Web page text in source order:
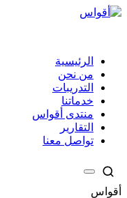
الرئيسية
من نحن
التدريبات
خدماتنا
منتدى أقواس
التقارير
تواصل معنا
أقواس